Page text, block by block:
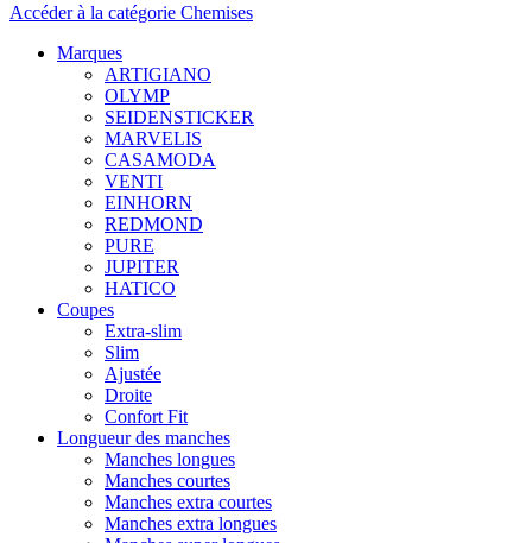
Accéder à la catégorie Chemises
Marques
ARTIGIANO
OLYMP
SEIDENSTICKER
MARVELIS
CASAMODA
VENTI
EINHORN
REDMOND
PURE
JUPITER
HATICO
Coupes
Extra-slim
Slim
Ajustée
Droite
Confort Fit
Longueur des manches
Manches longues
Manches courtes
Manches extra courtes
Manches extra longues